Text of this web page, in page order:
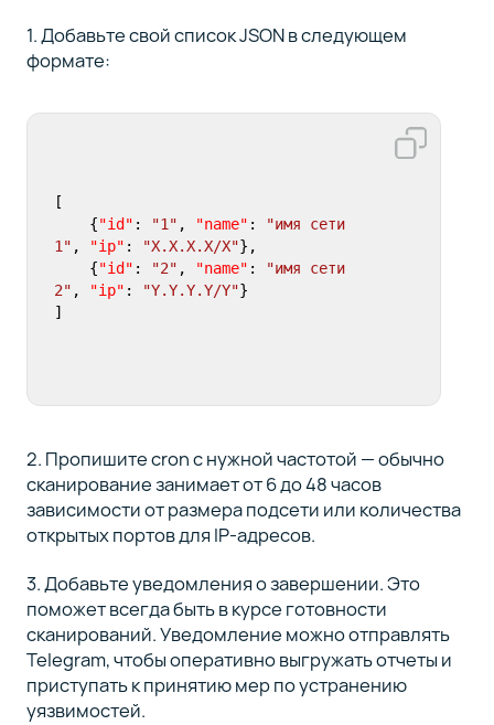
1. Добавьте свой список JSON в следующем
формате:
[
{"id" : "1" , "name" :
"имя сети
1" , "ip" : "X.X.X.X/X"} ,
{"id" : "2" , "name" :
"имя сети
2" , "ip" : "Y.Y.Y.Y/Y"}
]
2. Пропишите cron с нужной частотой — обычно
сканирование занимает от 6 до 48 часов
зависимости от размера подсети или количества
открытых портов для IP-адресов.
3. Добавьте уведомления о завершении. Это
поможет всегда быть в курсе готовности
сканирований. Уведомление можно отправлять
Telegram, чтобы оперативно выгружать отчеты и
приступать к принятию мер по устранению
уязвимостей.